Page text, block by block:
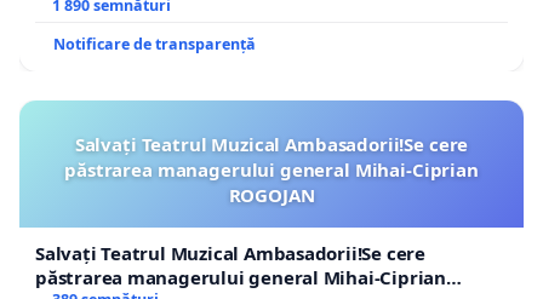
1 890 semnături
Notificare de transparență
Salvați Teatrul Muzical Ambasadorii!Se cere
păstrarea managerului general Mihai-Ciprian
ROGOJAN
Salvați Teatrul Muzical Ambasadorii!Se cere
păstrarea managerului general Mihai-Ciprian